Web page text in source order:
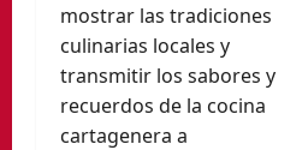
mostrar las tradiciones
culinarias locales y
transmitir los sabores y
recuerdos de la cocina
cartagenera a